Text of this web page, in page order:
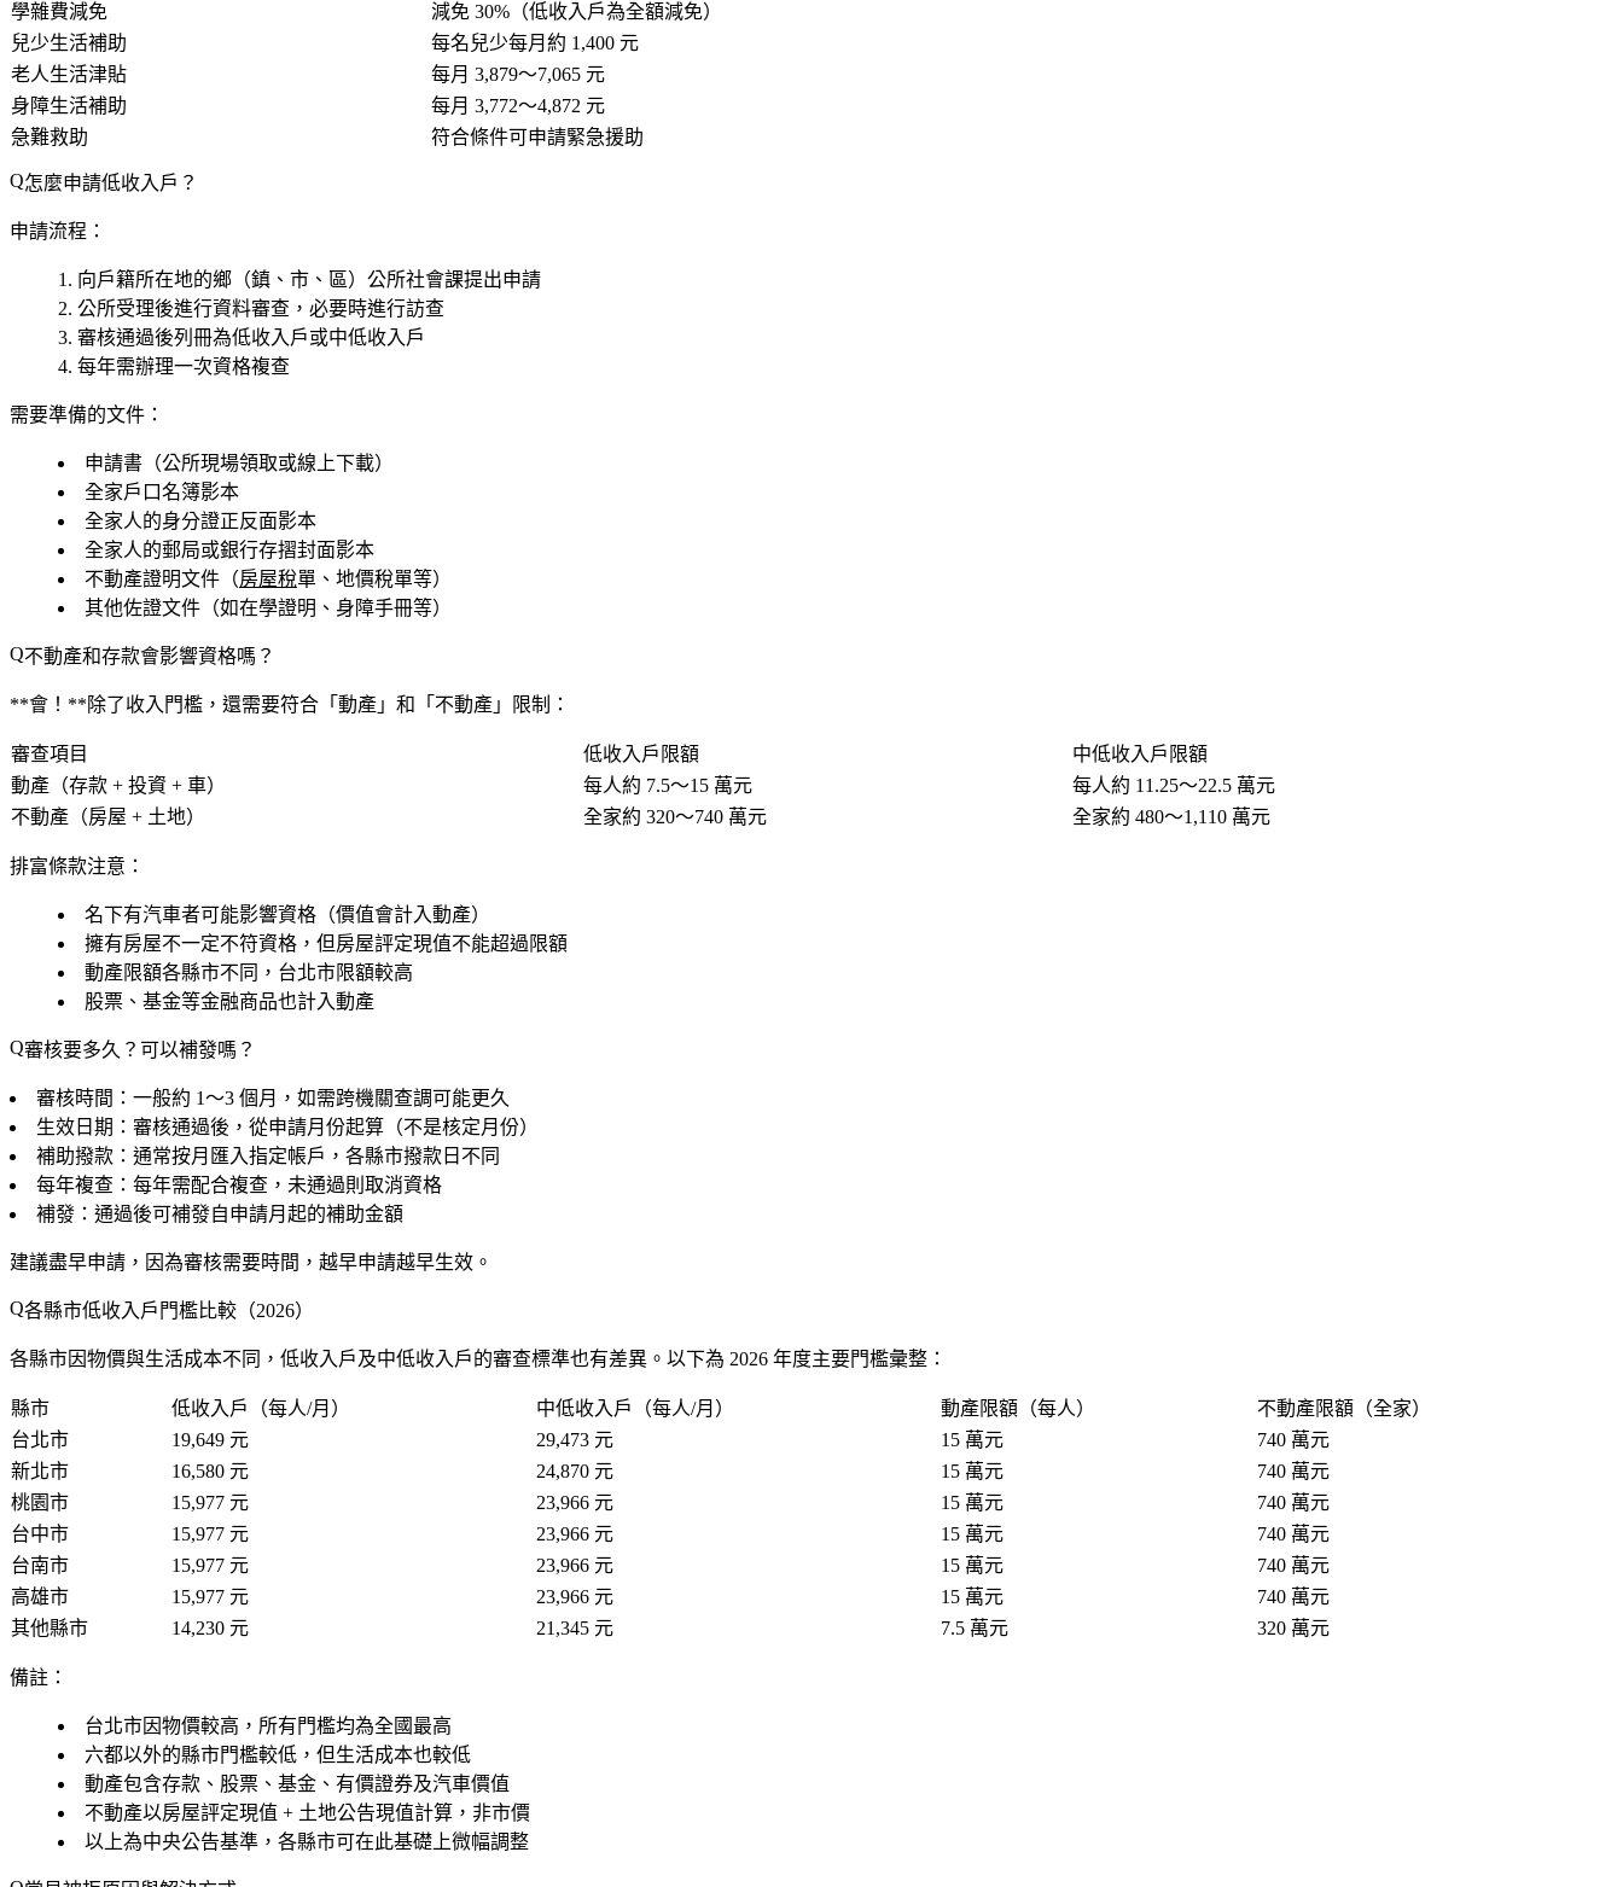
學雜費減免
減免 30%（低收入戶為全額減免）
兒少生活補助
每名兒少每月約 1,400 元
老人生活津貼
每月 3,879～7,065 元
身障生活補助
每月 3,772～4,872 元
急難救助
符合條件可申請緊急援助
怎麼申請低收入戶？
申請流程：
向戶籍所在地的鄉（鎮、市、區）公所社會課提出申請
公所受理後進行資料審查，必要時進行訪查
審核通過後列冊為低收入戶或中低收入戶
每年需辦理一次資格複查
需要準備的文件：
申請書（公所現場領取或線上下載）
全家戶口名簿影本
全家人的身分證正反面影本
全家人的郵局或銀行存摺封面影本
不動產證明文件（房屋稅單、地價稅單等）
其他佐證文件（如在學證明、身障手冊等）
不動產和存款會影響資格嗎？
**會！**除了收入門檻，還需要符合「動產」和「不動產」限制：
審查項目 低收入戶限額
中低收入戶限額
動產（存款 + 投資 + 車）
每人約 7.5～15 萬元
每人約 11.25～22.5 萬元
不動產（房屋 + 土地）
全家約 320～740 萬元 全家約 480～1,110 萬元
排富條款注意：
名下有汽車者可能影響資格（價值會計入動產）
擁有房屋不一定不符資格，但房屋評定現值不能超過限額
動產限額各縣市不同，台北市限額較高
股票、基金等金融商品也計入動產
審核要多久？可以補發嗎？
審核時間 ：一般約 1～3 個月，如需跨機關查調可能更久
生效日期 ：審核通過後，從申請月份起算（不是核定月份）
補助撥款 ：通常按月匯入指定帳戶，各縣市撥款日不同
每年複查 ：每年需配合複查，未通過則取消資格
補發 ：通過後可補發自申請月起的補助金額
建議盡早申請，因為審核需要時間，越早申請越早生效。
各縣市低收入戶門檻比較（2026）
各縣市因物價與生活成本不同，低收入戶及中低收入戶的審查標準也有差異。以下為 2026 年度主要門檻彙整：
縣市 低收入戶（每人/月） 中低收入戶（每人/月） 動產限額（每人）
不動產限額（全家）
台北市
19,649 元 29,473 元 15 萬元
740 萬元
新北市
16,580 元 24,870 元 15 萬元
740 萬元
桃園市
15,977 元 23,966 元 15 萬元
740 萬元
台中市
15,977 元 23,966 元 15 萬元
740 萬元
台南市
15,977 元 23,966 元 15 萬元
740 萬元
高雄市
15,977 元 23,966 元 15 萬元
740 萬元
其他縣市
14,230 元 21,345 元 7.5 萬元 320 萬元
備註：
台北市因物價較高，所有門檻均為全國最高
六都以外的縣市門檻較低，但生活成本也較低
動產包含存款、股票、基金、有價證券及汽車價值
不動產以房屋評定現值 + 土地公告現值計算，非市價
以上為中央公告基準，各縣市可在此基礎上微幅調整